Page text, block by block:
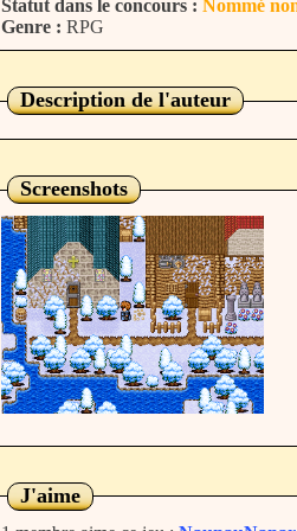
Statut dans le concours : Nommé
Genre : RPG
Description de l'auteur
Screenshots
J'aime